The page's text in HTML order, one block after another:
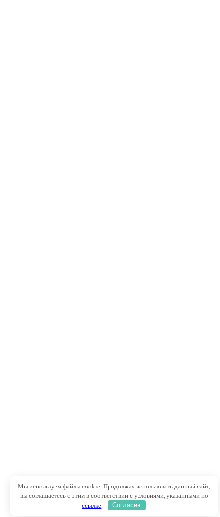
Мы используем файлы cookie. Продолжая использовать данный сайт,
вы соглашаетесь с этим в соответствии с условиями, указанными по
ссылке
Согласен